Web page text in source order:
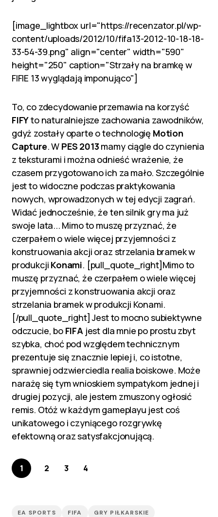
[image_lightbox url="https://recenzator.pl/wp-
content/uploads/2012/10/fifa13-2012-10-18-18-
33-54-39.png" align="center" width="590"
height="250" caption="Strzały na bramkę w
FIFIE 13 wyglądają imponująco"]
To, co zdecydowanie przemawia na korzyść
FIFYto naturalniejsze zachowania zawodników,
gdyż zostały oparte o technologię Motion
Capture. W PES 2013 mamy ciągle do czynienia
z teksturami i można odnieść wrażenie, że
czasem przygotowano ich za mało. Szczególnie
jest to widoczne podczas praktykowania
nowych, wprowadzonych w tej edycji zagrań.
Widać jednocześnie, że ten silnik gry ma już
swoje lata... Mimo to muszę przyznać, że
czerpałem o wiele więcej przyjemności z
konstruowania akcji oraz strzelania bramek w
produkcji Konami. [pull_quote_right]Mimo to
muszę przyznać, że czerpałem o wiele więcej
przyjemności z konstruowania akcji oraz
strzelania bramek w produkcji Konami.
[/pull_quote_right] Jest to mocno subiektywne
odczucie, bo FIFAjest dla mnie po prostu zbyt
szybka, choć pod względem technicznym
prezentuje się znacznie lepiej i, co istotne,
sprawniej odzwierciedla realia boiskowe. Może
narażę się tym wnioskiem sympatykom jednej i
drugiej pozycji, ale jestem zmuszony ogłosić
remis. Otóż w każdym gameplayu jest coś
unikatowego i czyniącego rozgrywkę
efektowną oraz satysfakcjonującą.
1 2 3 4
EA SPORTS FIFA
GRY PIŁKARSKIE